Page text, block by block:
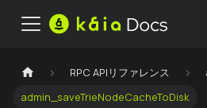
RPC APIリファレンス
admin_saveTrieNodeCacheToDisk